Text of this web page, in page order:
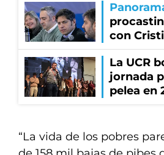
con
La UCR
jornada
pelea en
“La vida de los pobres